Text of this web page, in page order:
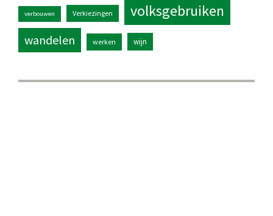
verbouwen Verkiezingen volksgebruiken
wandelen werken wijn